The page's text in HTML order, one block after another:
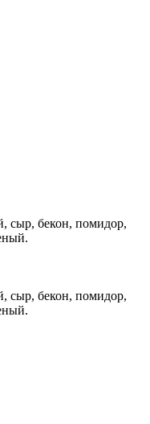
сыр, бекон, помидор,
сыр, бекон, помидор,